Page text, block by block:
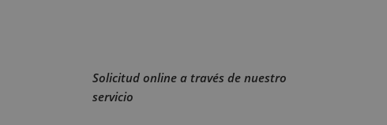
Solicitud online a través de nuestro
servicio